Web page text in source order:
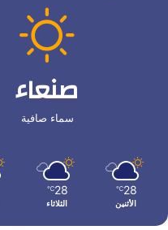
صنعاء
سماء صافية
28
℃
الأثنين
28
℃
الثلاثاء